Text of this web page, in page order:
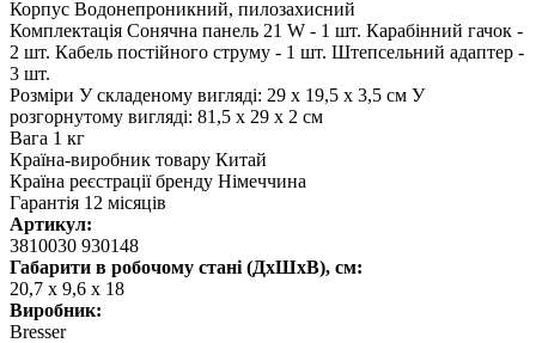
Корпус Водонепроникний, пилозахисний
Комплектація Сонячна панель 21 W - 1 шт. Карабінний гачок -
2 шт. Кабель постійного струму - 1 шт. Штепсельний адаптер -
3 шт.
Розміри У складеному вигляді: 29 x 19,5 x 3,5 см У
розгорнутому вигляді: 81,5 x 29 x 2 см
Вага 1 кг
Країна-виробник товару Китай
Країна реєстрації бренду Німеччина
Гарантія 12 місяців
Артикул:
3810030 930148
Габарити в робочому стані (ДхШхВ), см:
20,7 x 9,6 x 18
Виробник:
Bresser